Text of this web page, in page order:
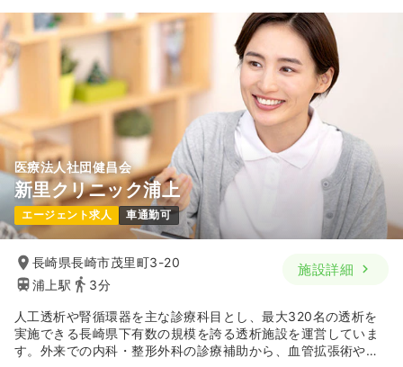
医療法人社団健昌会
新里クリニック浦上
エージェント求人 車通勤可
長崎県長崎市茂里町3-20
浦上駅
3分
施設詳細
人工透析や腎循環器を主な診療科目とし、最大320名の透析を
実施できる長崎県下有数の規模を誇る透析施設を運営していま
す。外来での内科・整形外科の診療補助から、血管拡張術や造